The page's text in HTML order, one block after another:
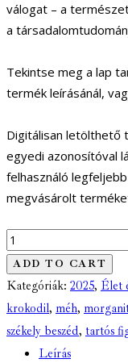
válogat – a
a
Tekintse meg a lap
termék leírásánál,
Digitálisan letölthető
egyedi azonosítóval
felhasználó
megvásárolt
Élet
és
Tudomány
-
LXXX.
ADD TO CART
Kategóriák: 2025, Élet
krokodil, méh,
székely beszéd, tartós
Leírás